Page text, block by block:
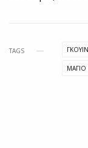
TAGS
ΜΑΓΙΟ